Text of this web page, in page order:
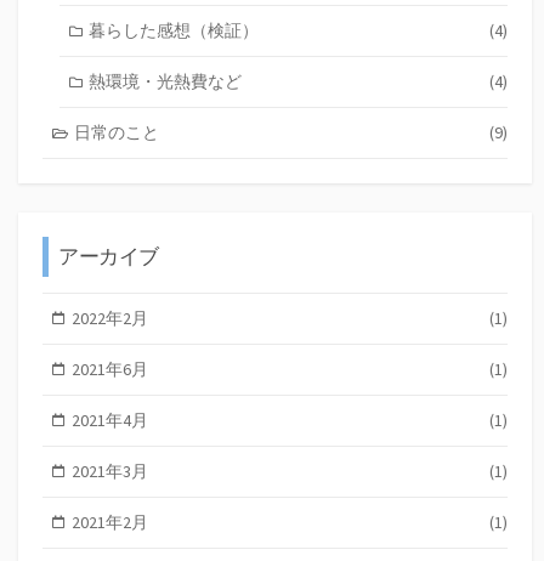
暮らした感想（検証） (4)
熱環境・光熱費など (4)
日常のこと (9)
アーカイブ
2022年2月 (1)
2021年6月 (1)
2021年4月 (1)
2021年3月 (1)
2021年2月 (1)